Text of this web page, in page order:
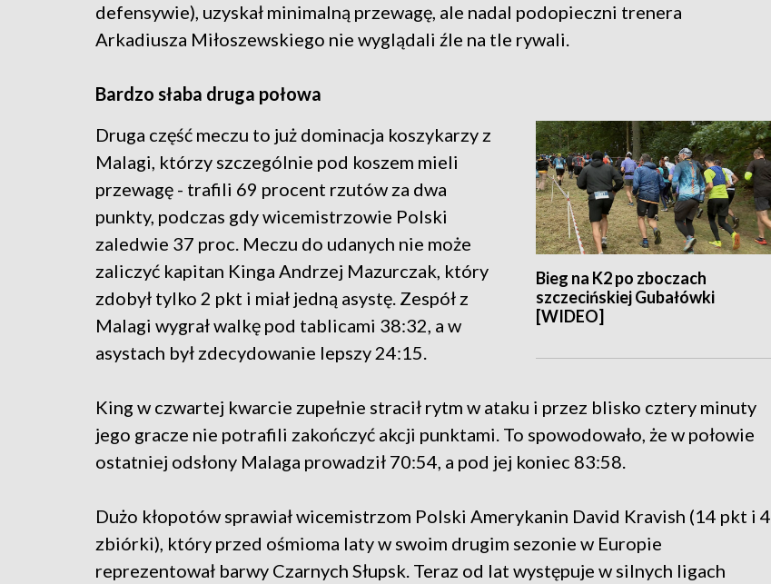
defensywie), uzyskał minimalną przewagę, ale nadal podopieczni trenera
Arkadiusza Miłoszewskiego nie wyglądali źle na tle rywali.
Bardzo słaba druga połowa
Bieg na K2 po zboczach
szczecińskiej Gubałówki
[WIDEO]
Druga część meczu to już dominacja koszykarzy z
Malagi, którzy szczególnie pod koszem mieli
przewagę - trafili 69 procent rzutów za dwa
punkty, podczas gdy wicemistrzowie Polski
zaledwie 37 proc. Meczu do udanych nie może
zaliczyć kapitan Kinga Andrzej Mazurczak, który
zdobył tylko 2 pkt i miał jedną asystę. Zespół z
Malagi wygrał walkę pod tablicami 38:32, a w
asystach był zdecydowanie lepszy 24:15.
King w czwartej kwarcie zupełnie stracił rytm w ataku i przez blisko cztery minuty
jego gracze nie potrafili zakończyć akcji punktami. To spowodowało, że w połowie
ostatniej odsłony Malaga prowadził 70:54, a pod jej koniec 83:58.
Dużo kłopotów sprawiał wicemistrzom Polski Amerykanin David Kravish (14 pkt i 4
zbiórki), który przed ośmioma laty w swoim drugim sezonie w Europie
reprezentował barwy Czarnych Słupsk. Teraz od lat występuje w silnych ligach